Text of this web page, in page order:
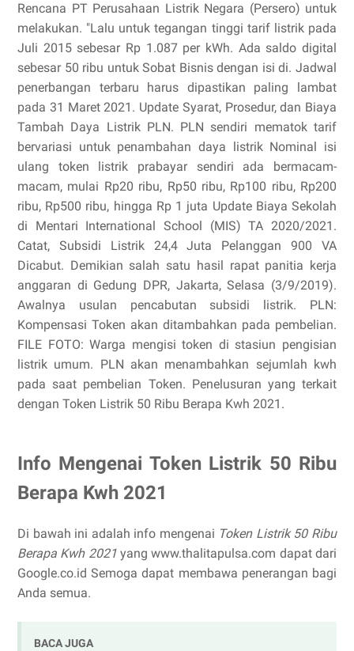
Rencana PT Perusahaan Listrik Negara (Persero) untuk
melakukan. "Lalu untuk tegangan tinggi tarif listrik pada
Juli 2015 sebesar Rp 1.087 per kWh. Ada saldo digital
sebesar 50 ribu untuk Sobat Bisnis dengan isi di. Jadwal
penerbangan terbaru harus dipastikan paling lambat
pada 31 Maret 2021. Update Syarat, Prosedur, dan Biaya
Tambah Daya Listrik PLN. PLN sendiri mematok tarif
bervariasi untuk penambahan daya listrik Nominal isi
ulang token listrik prabayar sendiri ada bermacam-
macam, mulai Rp20 ribu, Rp50 ribu, Rp100 ribu, Rp200
ribu, Rp500 ribu, hingga Rp 1 juta Update Biaya Sekolah
di Mentari International School (MIS) TA 2020/2021.
Catat, Subsidi Listrik 24,4 Juta Pelanggan 900 VA
Dicabut. Demikian salah satu hasil rapat panitia kerja
anggaran di Gedung DPR, Jakarta, Selasa (3/9/2019).
Awalnya usulan pencabutan subsidi listrik. PLN:
Kompensasi Token akan ditambahkan pada pembelian.
FILE FOTO: Warga mengisi token di stasiun pengisian
listrik umum. PLN akan menambahkan sejumlah kwh
pada saat pembelian Token. Penelusuran yang terkait
dengan Token Listrik 50 Ribu Berapa Kwh 2021.
Info Mengenai Token Listrik 50 Ribu
Berapa Kwh 2021
Di bawah ini adalah info mengenai Token Listrik 50 Ribu
Berapa Kwh 2021 yang www.thalitapulsa.com dapat dari
Google.co.id Semoga dapat membawa penerangan bagi
Anda semua.
BACA JUGA